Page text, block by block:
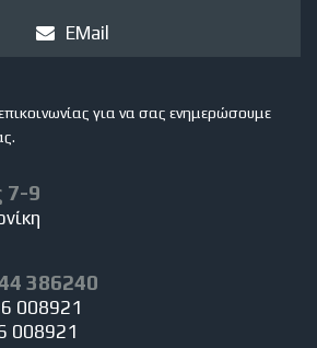
EMail
για να σας ενημερώσουμε
7-9
386240
008921
008921